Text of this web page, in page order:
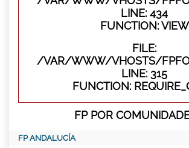
LINE: 434
FUNCTION: VIEW
FILE:
/VAR/WWW/VHOSTS/
LINE: 315
FUNCTION:
FP POR
FP ANDALUCÍA